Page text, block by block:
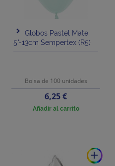
Globos Pastel Mate
5"-13cm Sempertex (R5)
Bolsa de 100 unidades
Precio
6,25 €
Añadir al carrito
add